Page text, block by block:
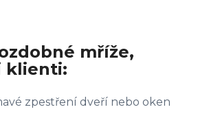
mříže,
klienti:
zpestření dveří nebo oken